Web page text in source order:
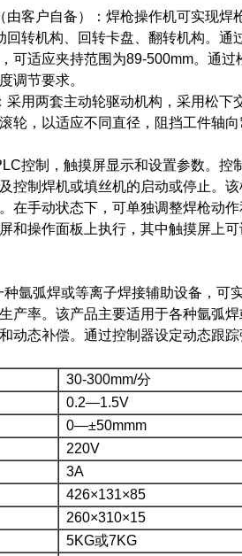
客户自备）：焊枪操作机可实现焊
回转机构、回转卡盘、翻转机构。通
可适应夹持范围为89-500mm。通
调节要求。
采用两套主动轮驱动机构，采用松
轮，以适应不同直径，阻挡工件轴
控制，触摸屏显示和设置参数。控
控制焊机或填丝机的启动或停止。
在手动状态下，可单独调整焊枪动
和操作面板上执行，其中触摸屏上
氩弧焊或等离子焊接辅助设备，可
产率。该产品主要适用于各种氩弧
动态补偿。通过控制器设定动态跟踪
30-300mm/分
0.2—1.5V
0—±50mmm
220V
3A
426×131×85
260×310×15
5KG或7KG